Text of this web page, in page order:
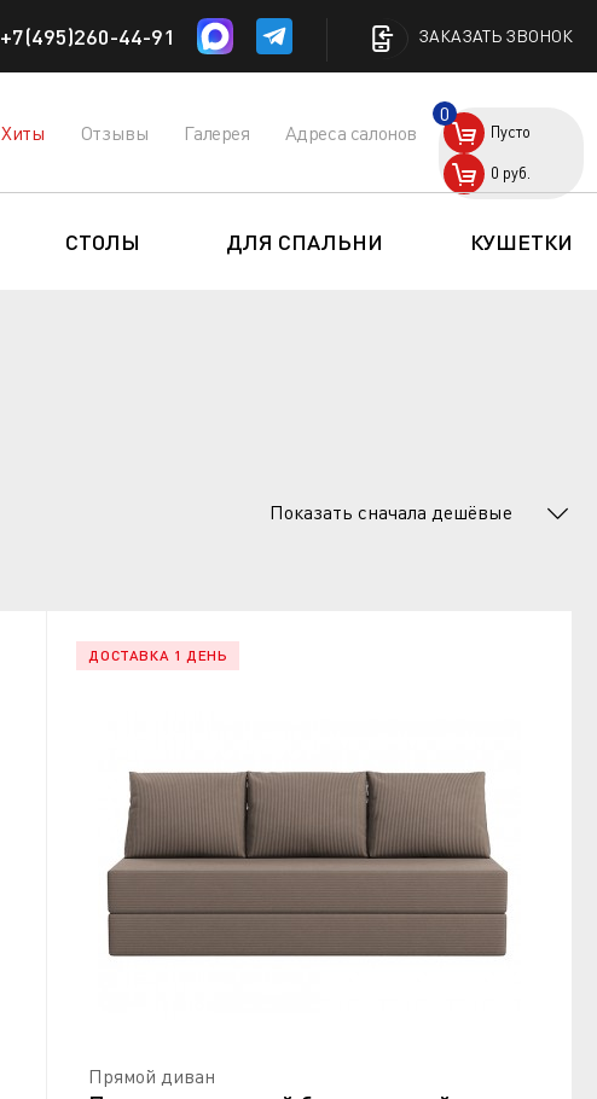
+7(495)260-44-91 ЗАКАЗАТЬ ЗВОНОК
Хиты Отзывы Галерея Адреса салонов Пусто
0
0 руб.
СТОЛЫ ДЛЯ СПАЛЬНИ КУШЕТКИ
Показать сначала дешёвые
Прямой диван
ДОСТАВКА 1 ДЕНЬ